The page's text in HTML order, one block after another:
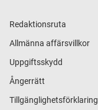
Redaktionsruta
Allmänna affärsvillkor
Uppgiftsskydd
Ångerrätt
Tillgänglighetsförklaring